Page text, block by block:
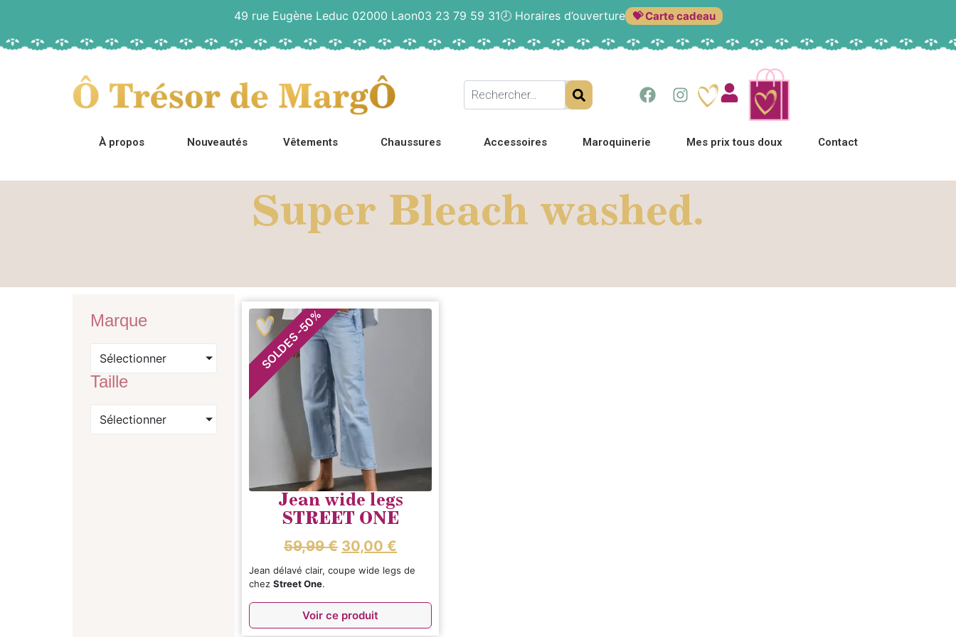
49 rue Eugène Leduc 02000 Laon03 23 79 59 31🕗 Horaires d’ouverture 💝 Carte cadeau
À propos Nouveautés Vêtements Chaussures Accessoires Maroquinerie Mes prix tous doux Contact
Super Bleach washed.
Marque
Sélectionner
Taille
Sélectionner
SOLDES
-
50
%
Jean wide legs
STREET ONE
59,99€ 30,00€
Jean délavé clair, coupe wide legs de
chez Street One.
Voir ce produit